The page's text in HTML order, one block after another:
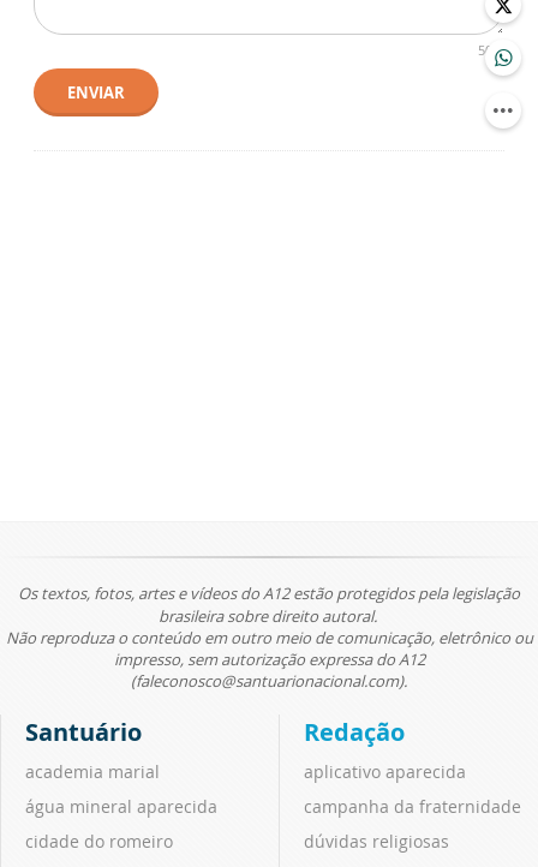
500
ENVIAR
Os textos, fotos, artes e vídeos do A12 estão protegidos pela legislação
brasileira sobre direito autoral.
Não reproduza o conteúdo em outro meio de comunicação, eletrônico ou
impresso, sem autorização expressa do A12
(faleconosco@santuarionacional.com).
Santuário
academia marial
água mineral aparecida
cidade do romeiro
Redação
aplicativo aparecida
campanha da fraternidade
dúvidas religiosas